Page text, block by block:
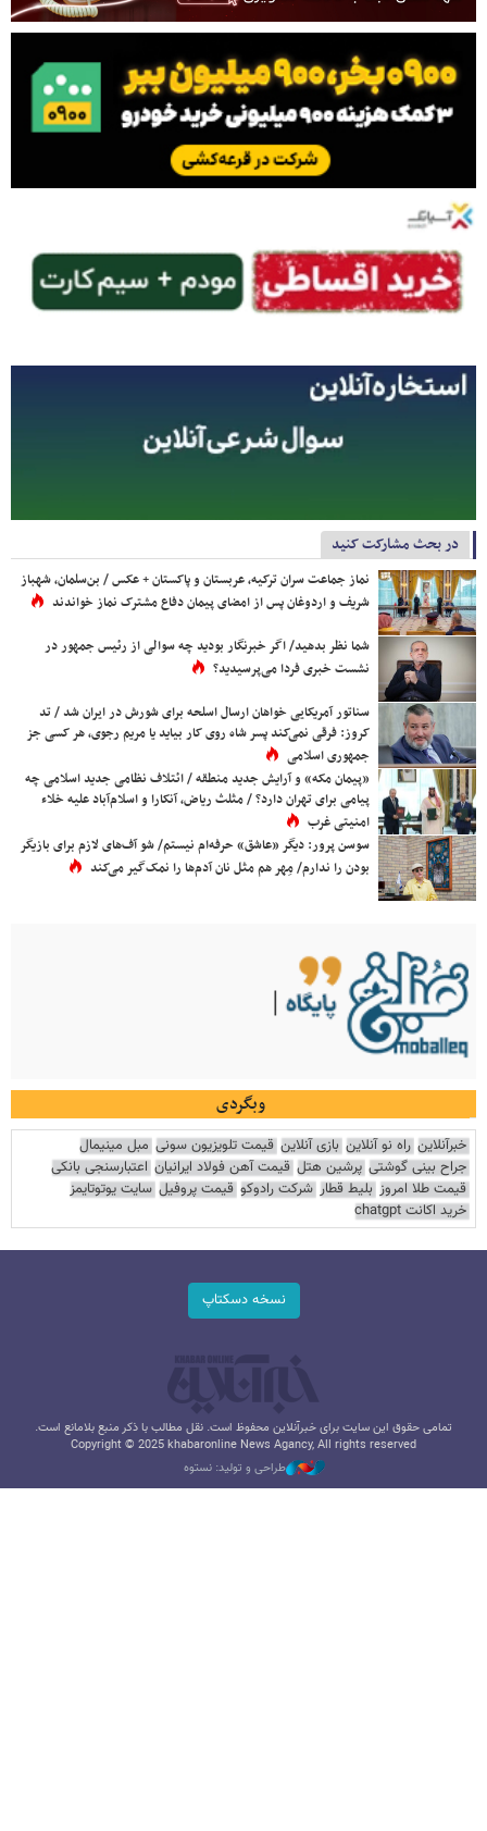
در بحث مشارکت کنید
نماز جماعت سران ترکیه، عربستان و پاکستان + عکس / بن‌سلمان، شهباز
شریف و اردوغان پس از امضای پیمان دفاع مشترک نماز خواندند
شما نظر بدهید/ اگر خبرنگار بودید چه سوالی از رئیس جمهور در
نشست خبری فردا می‌پرسیدید؟
سناتور آمریکایی خواهان ارسال اسلحه برای شورش در ایران شد / تد
کروز: فرقی نمی‌کند پسر شاه روی کار بیاید یا مریم رجوی، هر کسی جز
جمهوری اسلامی
«پیمان مکه» و آرایش جدید منطقه / ائتلاف نظامی جدید اسلامی چه
پیامی برای تهران دارد؟ / مثلث ریاض، آنکارا و اسلام‌آباد علیه خلاء
امنیتی غرب
سوسن پرور: دیگر «عاشق» حرفه‌ام نیستم/ شو آف‌های لازم برای بازیگر
بودن را ندارم/ مِهر هم مثل نان آدم‌ها را نمک‌گیر می‌کند
وبگردی
خبرآنلاین راه نو آنلاین بازی آنلاین قیمت تلویزیون سونی مبل مینیمال
جراح بینی گوشتی پرشین هتل قیمت آهن فولاد ایرانیان اعتبارسنجی بانکی
قیمت طلا امروز بلیط قطار شرکت رادوکو قیمت پروفیل سایت یوتوتایمز
خرید اکانت chatgpt
نسخه دسکتاپ
تمامی حقوق این سایت برای خبرآنلاین محفوظ است. نقل مطالب با ذکر منبع بلامانع است.
Copyright © 2025 khabaronline News Agancy, All rights reserved
طراحی و تولید: نستوه